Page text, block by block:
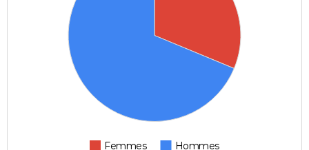
Femmes Hommes